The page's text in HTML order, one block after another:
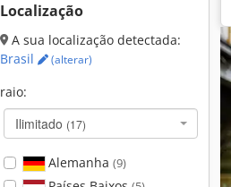
Localização
A sua localização detectada:
Brasil
(alterar)
raio:
Ilimitado (17)
Alemanha (9)